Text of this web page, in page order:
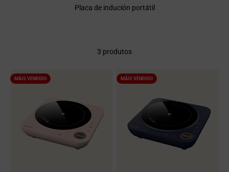
Placa de indución portátil
3 produtos
MÁIS VENDIDO MÁIS VENDIDO